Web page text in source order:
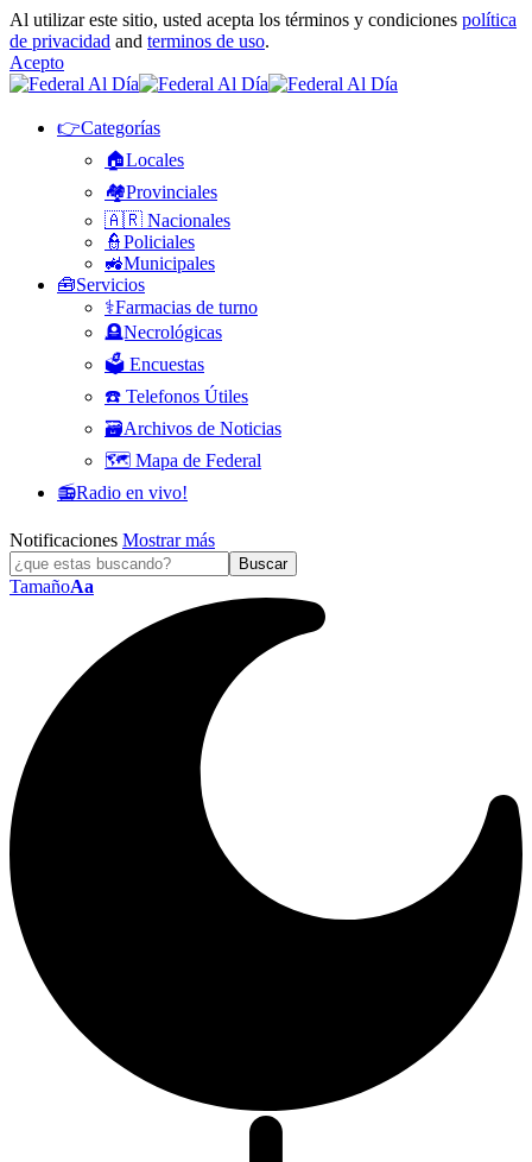
Al utilizar este sitio, usted acepta los términos y condiciones política
de privacidad and terminos de uso.
Acepto
👉Categorías
🏠Locales
🏘️Provinciales
🇦🇷 Nacionales
👮Policiales
🚜Municipales
🧰Servicios
⚕️Farmacias de turno
🪦Necrológicas
🗳️ Encuestas
☎️ Telefonos Útiles
🗃️Archivos de Noticias
🗺️ Mapa de Federal
📻Radio en vivo!
Notificaciones Mostrar más
TamañoAa